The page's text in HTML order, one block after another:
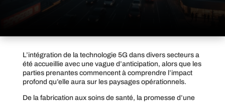
L’intégration de la technologie 5G dans divers secteurs a
été accueillie avec une vague d’anticipation, alors que les
parties prenantes commencent à comprendre l’impact
profond qu’elle aura sur les paysages opérationnels.
De la fabrication aux soins de santé, la promesse d’une